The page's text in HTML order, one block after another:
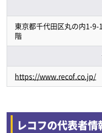
東京都千代田区丸の内1-
階
https://www.recof.co.jp/
レコフの代表者情